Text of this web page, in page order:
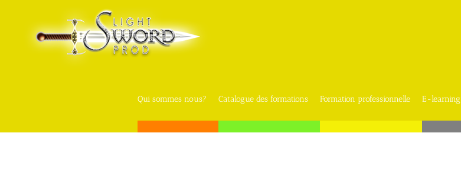
Qui sommes nous? Catalogue des formations Formation professionnelle E-learning